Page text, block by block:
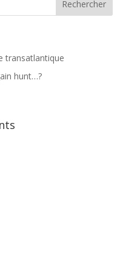
transatlantique
hunt…?